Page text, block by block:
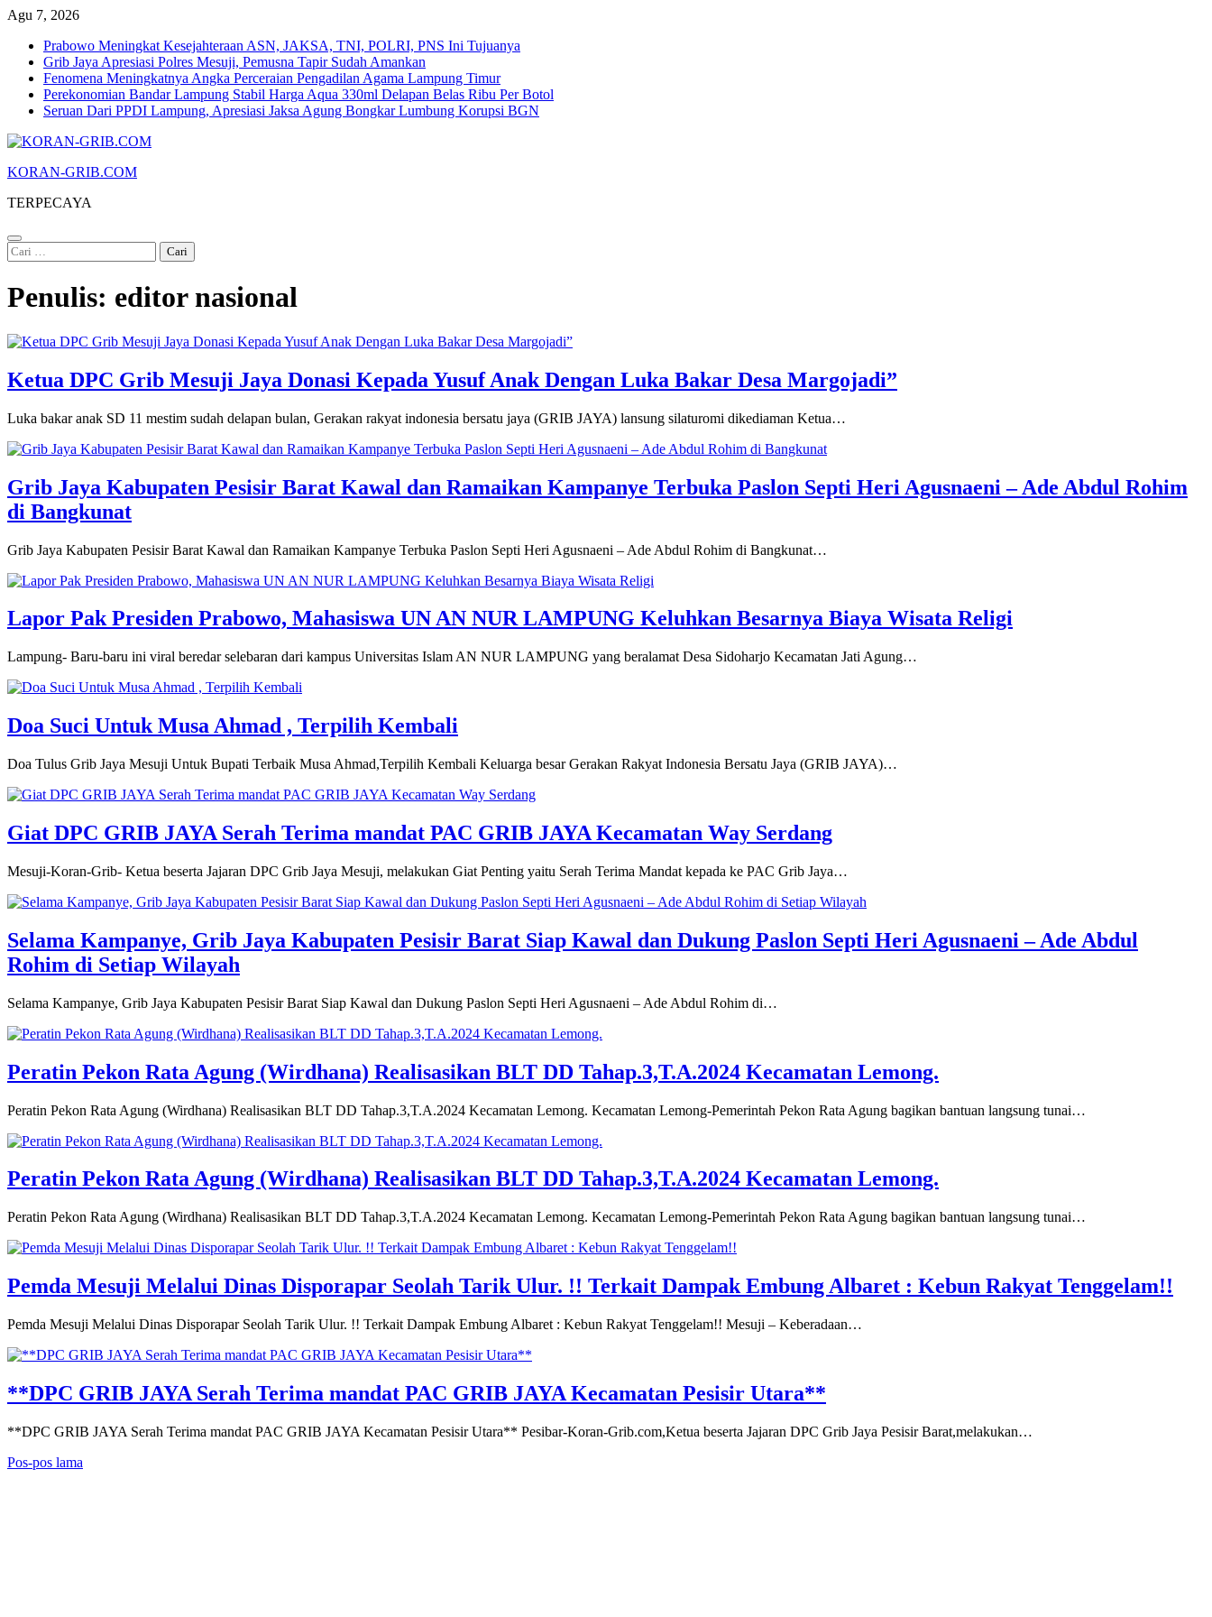
Skip
content
Agu 7, 2026
Prabowo Meningkat Kesejahteraan ASN, JAKSA, TNI, POLRI, PNS Ini Tujuanya
Grib Jaya Apresiasi Polres Mesuji, Pemusna Tapir Sudah Amankan
Fenomena Meningkatnya Angka Perceraian Pengadilan Agama Lampung Timur
Perekonomian Bandar Lampung Stabil Harga Aqua 330ml Delapan Belas Ribu Per Botol
Seruan Dari PPDI Lampung, Apresiasi Jaksa Agung Bongkar Lumbung Korupsi BGN
KORAN-GRIB.COM
TERPECAYA
Cari
untuk:
Penulis: editor nasional
Ketua DPC Grib Mesuji Jaya Donasi Kepada Yusuf Anak Dengan Luka Bakar Desa Margojadi”
Luka bakar anak SD 11 mestim sudah delapan bulan, Gerakan rakyat indonesia bersatu jaya (GRIB JAYA) lansung silaturomi dikediaman Ketua…
Grib Jaya Kabupaten Pesisir Barat Kawal dan Ramaikan Kampanye Terbuka Paslon Septi Heri Agusnaeni – Ade Abdul Rohim
di Bangkunat
Grib Jaya Kabupaten Pesisir Barat Kawal dan Ramaikan Kampanye Terbuka Paslon Septi Heri Agusnaeni – Ade Abdul Rohim di Bangkunat…
Lapor Pak Presiden Prabowo, Mahasiswa UN AN NUR LAMPUNG Keluhkan Besarnya Biaya Wisata Religi
Lampung- Baru-baru ini viral beredar selebaran dari kampus Universitas Islam AN NUR LAMPUNG yang beralamat Desa Sidoharjo Kecamatan Jati Agung…
Doa Suci Untuk Musa Ahmad , Terpilih Kembali
Doa Tulus Grib Jaya Mesuji Untuk Bupati Terbaik Musa Ahmad,Terpilih Kembali Keluarga besar Gerakan Rakyat Indonesia Bersatu Jaya (GRIB JAYA)…
Giat DPC GRIB JAYA Serah Terima mandat PAC GRIB JAYA Kecamatan Way Serdang
Mesuji-Koran-Grib- Ketua beserta Jajaran DPC Grib Jaya Mesuji, melakukan Giat Penting yaitu Serah Terima Mandat kepada ke PAC Grib Jaya…
Selama Kampanye, Grib Jaya Kabupaten Pesisir Barat Siap Kawal dan Dukung Paslon Septi Heri Agusnaeni – Ade Abdul
Rohim di Setiap Wilayah
Selama Kampanye, Grib Jaya Kabupaten Pesisir Barat Siap Kawal dan Dukung Paslon Septi Heri Agusnaeni – Ade Abdul Rohim di…
Peratin Pekon Rata Agung (Wirdhana) Realisasikan BLT DD Tahap.3,T.A.2024 Kecamatan Lemong.
Peratin Pekon Rata Agung (Wirdhana) Realisasikan BLT DD Tahap.3,T.A.2024 Kecamatan Lemong. Kecamatan Lemong-Pemerintah Pekon Rata Agung bagikan bantuan langsung tunai…
Peratin Pekon Rata Agung (Wirdhana) Realisasikan BLT DD Tahap.3,T.A.2024 Kecamatan Lemong.
Peratin Pekon Rata Agung (Wirdhana) Realisasikan BLT DD Tahap.3,T.A.2024 Kecamatan Lemong. Kecamatan Lemong-Pemerintah Pekon Rata Agung bagikan bantuan langsung tunai…
Pemda Mesuji Melalui Dinas Disporapar Seolah Tarik Ulur. !! Terkait Dampak Embung Albaret : Kebun Rakyat Tenggelam!!
Pemda Mesuji Melalui Dinas Disporapar Seolah Tarik Ulur. !! Terkait Dampak Embung Albaret : Kebun Rakyat Tenggelam!! Mesuji – Keberadaan…
**DPC GRIB JAYA Serah Terima mandat PAC GRIB JAYA Kecamatan Pesisir Utara**
**DPC GRIB JAYA Serah Terima mandat PAC GRIB JAYA Kecamatan Pesisir Utara** Pesibar-Koran-Grib.com,Ketua beserta Jajaran DPC Grib Jaya Pesisir Barat,melakukan…
Navigasi
Pos-pos lama